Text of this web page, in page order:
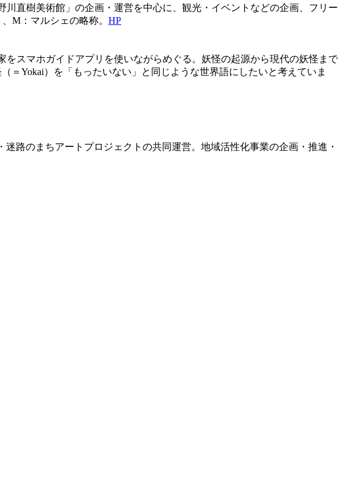
直樹美術館」の企画・運営を中心に、観光・イベントなどの企画、フリー
M：マルシェの略称。 HP
スマホガイドアプリを使いながらめぐる。妖怪の起源から現代の妖怪まで
＝Yokai）を「もったいない」と同じような世界語にしたいと考えていま
路のまちアートプロジェクトの共同運営。地域活性化事業の企画・推進・